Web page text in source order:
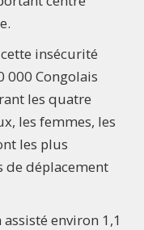
insécurité
000 Congolais
les quatre
les femmes, les
les plus
de déplacement
assisté environ 1,1